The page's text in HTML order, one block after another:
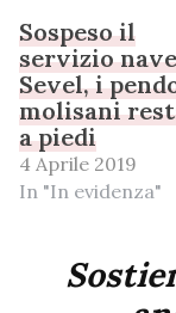
Sospeso il
servizio
Sevel, i
molisani
a piedi
4 Aprile 2019
In "In evidenza"